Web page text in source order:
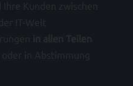
Ihre Kunden zwischen
IT-Welt
in allen Teilen
in Abstimmung